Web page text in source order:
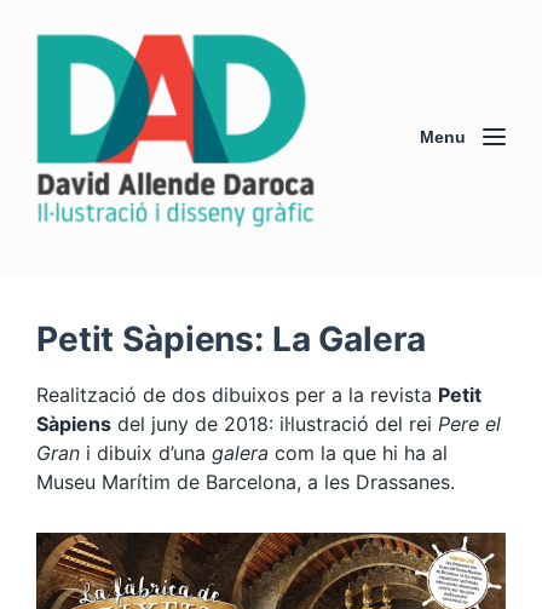
Menu
Petit Sàpiens: La Galera
Realització de dos dibuixos per a la revista Petit
Sàpiens del juny de 2018: il·lustració del rei Pere el
Gran i dibuix d’una galera com la que hi ha al
Museu Marítim de Barcelona, a les Drassanes.